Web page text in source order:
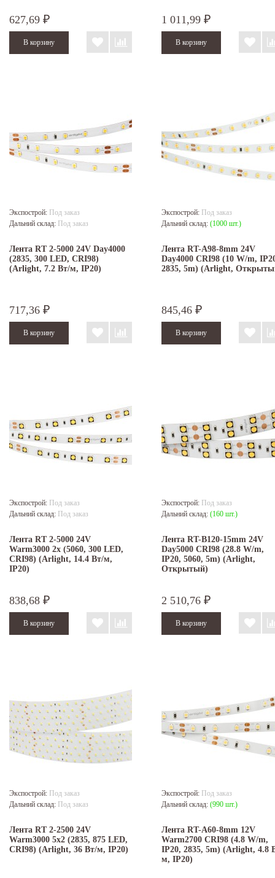
627,69 ₽ 1 011,99 ₽
Экспострой: Под заказ
Дальний склад: Под заказ
Лента RT 2-5000 24V Day4000
(2835, 300 LED, CRI98)
(Arlight, 7.2 Вт/м, IP20)
717,36 ₽
Экспострой: Под заказ
Дальний склад: (1000 шт.)
Лента RT-A98-8mm 24V
Day4000 CRI98 (10 W/m,
2835, 5m) (Arlight,
845,46 ₽
Экспострой: Под заказ
Дальний склад: Под заказ
Лента RT 2-5000 24V
Warm3000 2x (5060, 300 LED,
CRI98) (Arlight, 14.4 Вт/м,
IP20)
838,68 ₽
Экспострой: Под заказ
Дальний склад: (160 шт.)
Лента RT-B120-15mm 24V
Day5000 CRI98 (28.8 W/m,
IP20, 5060, 5m) (Arlight,
Открытый)
2 510,76 ₽
Экспострой: Под заказ
Дальний склад: Под заказ
Лента RT 2-2500 24V
Warm3000 5x2 (2835, 875 LED,
CRI98) (Arlight, 36 Вт/м, IP20)
Экспострой: Под заказ
Дальний склад: (990 шт.)
Лента RT-A60-8mm 12V
Warm2700 CRI98 (4.8 W/m,
IP20, 2835, 5m) (Arlight, 4.8
м, IP20)